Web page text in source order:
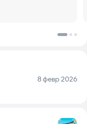
Дата:
8 февр 2026